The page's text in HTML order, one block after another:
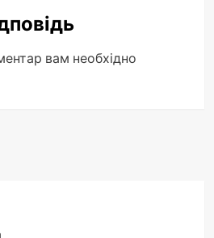
вам необхідно